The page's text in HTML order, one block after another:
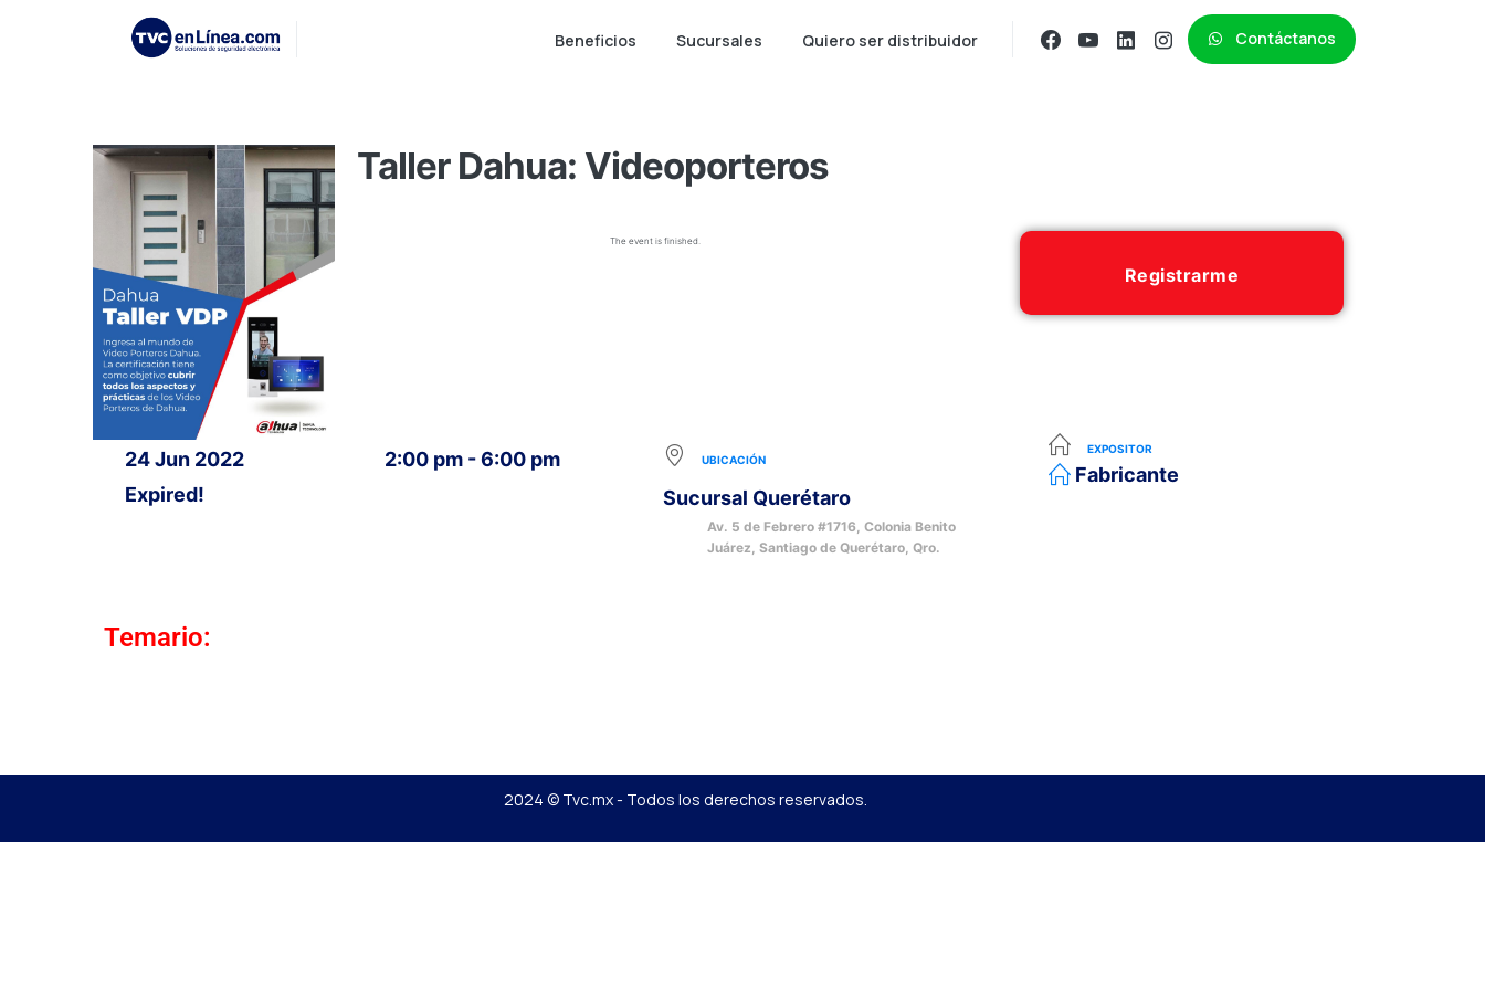
Beneficios Sucursales Quiero ser distribuidor Contáctanos
Taller Dahua: Videoporteros
The event is finished.
Registrarme
24 Jun 2022
Expired!
2:00 pm - 6:00 pm UBICACIÓN
Sucursal Querétaro
Av. 5 de Febrero #1716, Colonia Benito
Juárez, Santiago de Querétaro, Qro.
EXPOSITOR
Fabricante
Temario:
2024 © Tvc.mx - Todos los derechos reservados.